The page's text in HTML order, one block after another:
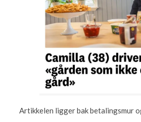
Artikkelen ligger bak betalingsmur